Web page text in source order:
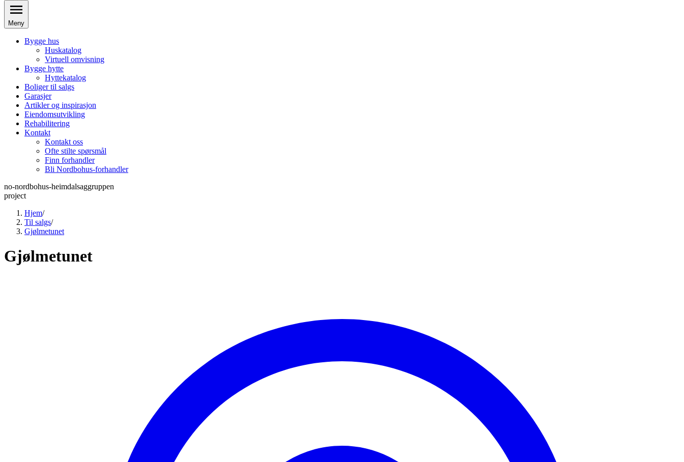
Meny
Bygge hus
Huskatalog
Virtuell omvisning
Bygge hytte
Hyttekatalog
Boliger til salgs
Garasjer
Artikler og inspirasjon
Eiendomsutvikling
Rehabilitering
Kontakt
Kontakt oss
Ofte stilte spørsmål
Finn forhandler
Bli Nordbohus-forhandler
no-nordbohus-heimdalsaggruppen
project
Hjem/
Til salgs/
Gjølmetunet
Gjølmetunet